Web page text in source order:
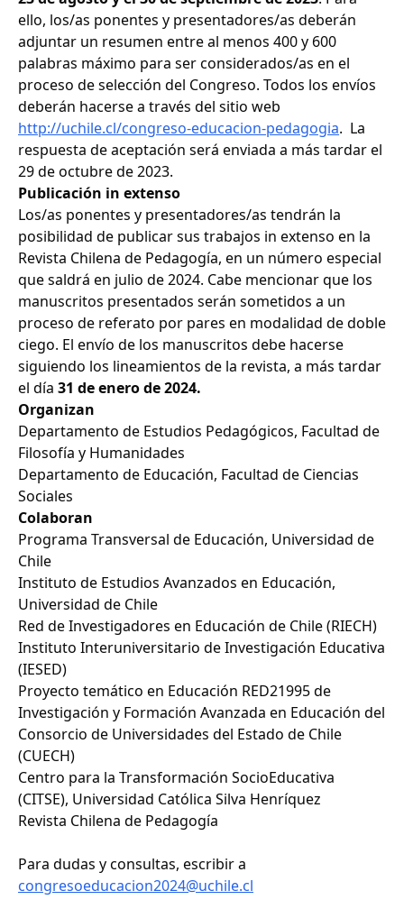
ello, los/as ponentes y presentadores/as deberán
adjuntar un resumen entre al menos 400 y 600
palabras máximo para ser considerados/as en el
proceso de selección del Congreso. Todos los envíos
deberán hacerse a través del sitio web
http://uchile.cl/congreso-educacion-pedagogia. La
respuesta de aceptación será enviada a más tardar el
29 de octubre de 2023.
Publicación in extenso
Los/as ponentes y presentadores/as tendrán la
posibilidad de publicar sus trabajos in extenso en la
Revista Chilena de Pedagogía, en un número especial
que saldrá en julio de 2024. Cabe mencionar que los
manuscritos presentados serán sometidos a un
proceso de referato por pares en modalidad de doble
ciego. El envío de los manuscritos debe hacerse
siguiendo los lineamientos de la revista, a más tardar
el día 31 de enero de 2024.
Organizan
Departamento de Estudios Pedagógicos, Facultad de
Filosofía y Humanidades
Departamento de Educación, Facultad de Ciencias
Sociales
Colaboran
Programa Transversal de Educación, Universidad de
Chile
Instituto de Estudios Avanzados en Educación,
Universidad de Chile
Red de Investigadores en Educación de Chile (RIECH)
Instituto Interuniversitario de Investigación Educativa
(IESED)
Proyecto temático en Educación RED21995 de
Investigación y Formación Avanzada en Educación del
Consorcio de Universidades del Estado de Chile
(CUECH)
Centro para la Transformación SocioEducativa
(CITSE), Universidad Católica Silva Henríquez
Revista Chilena de Pedagogía
Para dudas y consultas, escribir a
congresoeducacion2024@uchile.cl